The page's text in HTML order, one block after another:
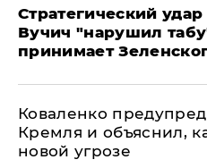
Стратегический
Вучич "нарушил
принимает
Коваленко
Кремля и объяснил,
новой угрозе